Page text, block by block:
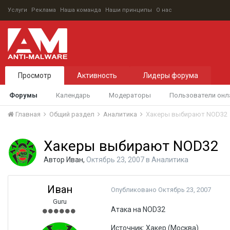
Услуги Реклама Наша команда Наши принципы О нас
Просмотр
Форумы Календарь Модераторы Пользователи
Активность Лидеры форума
Главная Общий раздел Аналитика Хакеры выбирают NOD32
Хакеры выбирают NOD32
Автор Иван, Октябрь 23, 2007в Аналитика
Иван
Guru
Опубликовано Октябрь 23, 2007
Атака на NOD32
Источник: Хакер (Москва)